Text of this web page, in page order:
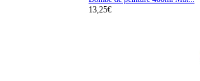
13,25€